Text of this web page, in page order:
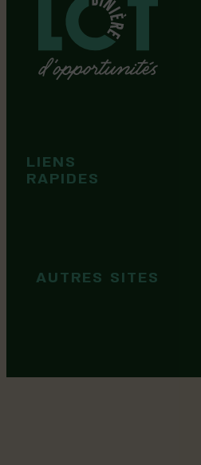
LIENS
RAPIDES
AUTRES SITES